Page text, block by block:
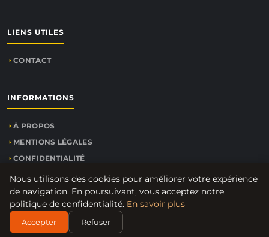
LIENS UTILES
CONTACT
INFORMATIONS
À PROPOS
MENTIONS LÉGALES
CONFIDENTIALITÉ
PLAN DU SITE
© 2026Agent-commercial.net
Nous utilisons des cookies pour améliorer votre expérience
de navigation. En poursuivant, vous acceptez notre
politique de confidentialité. En savoir plus
Accepter Refuser